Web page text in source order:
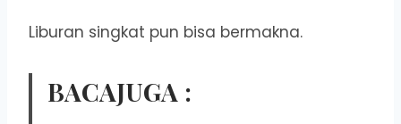
Liburan singkat pun bisa bermakna.
BACAJUGA :